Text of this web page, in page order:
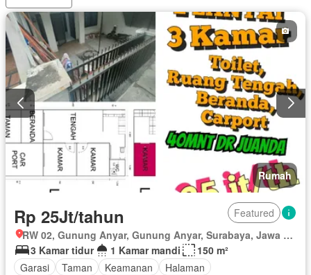
Rumah
Rp 25Jt/tahun
Featured
RW 02, Gunung Anyar, Gunung Anyar, Surabaya, Jawa Timur
3 Kamar tidur
1 Kamar mandi
150 m²
Garasi
Taman Keamanan
Halaman